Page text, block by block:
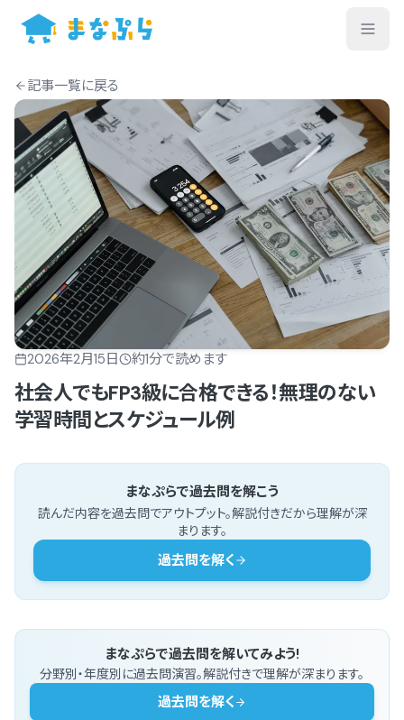
記事一覧に戻る
2026年2月15日 約1分で読めます
社会人でもFP3級に合格できる！無理のない
学習時間とスケジュール例
まなぷらで過去問を解こう
読んだ内容を過去問でアウトプット。解説付きだから理解が深
まります。
過去問を解く
まなぷらで過去問を解いてみよう!
分野別・年度別に過去問演習。解説付きで理解が深まります。
過去問を解く